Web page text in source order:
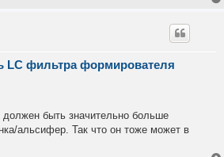
LC фильтра формирователя
должен быть значительно больше
альсифер. Так что он тоже может в